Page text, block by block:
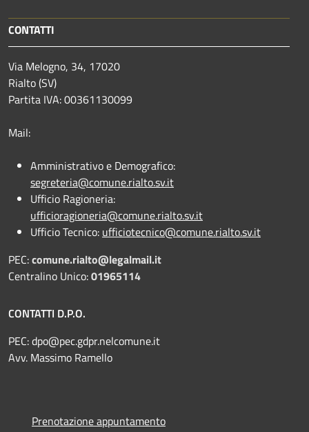
CONTATTI
Via Melogno, 34, 17020
Rialto (SV)
Partita IVA: 00361130099
Mail:
Amministrativo e Demografico:
segreteria@comune.rialto.sv.it
Ufficio Ragioneria:
ufficioragioneria@comune.rialto.sv.it
Ufficio Tecnico: ufficiotecnico@comune.rialto.sv.it
PEC:comune.rialto@legalmail.it
Centralino Unico:01965114
CONTATTI D.P.O.
PEC:dpo@pec.gdpr.nelcomune.it
Avv. Massimo Ramello
Prenotazione appuntamento